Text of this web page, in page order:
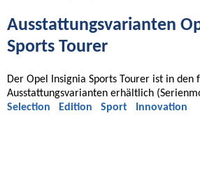
Ausstattungsvarianten
Sports Tourer
Der Opel Insignia Sports Tourer ist in den
Ausstattungsvarianten erhältlich
Selection
Edition Sport Innovation